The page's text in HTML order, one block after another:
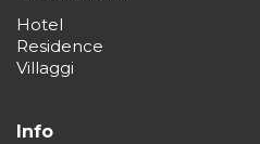
Hotel
Residence
Villaggi
Info